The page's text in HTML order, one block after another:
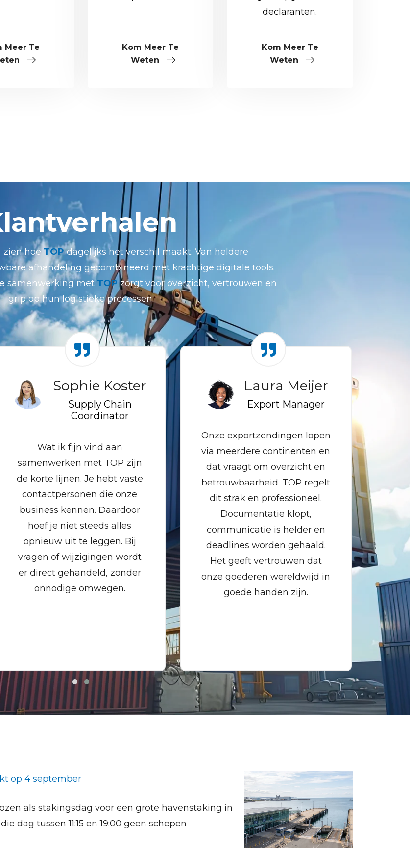
Meer Te
Kom Meer Te
Weten
declaranten.
Kom Meer Te
Weten
zien hoe TOPdagelijks het verschil maakt. Van heldere
afhandeling gecombineerd met krachtige digitale tools.
samenwerking metTOP zorgt voor overzicht, vertrouwen en
grip op hun logistieke processen.
Sophie Koster
Supply Chain
Coordinator
Wat ik fijn vind aan
samenwerken met TOP zijn
de korte lijnen. Je hebt vaste
contactpersonen die onze
business kennen. Daardoor
hoef je niet steeds alles
opnieuw uit te leggen. Bij
vragen of wijzigingen wordt
er direct gehandeld, zonder
onnodige omwegen.
Laura Meijer
Export Manager
Onze exportzendingen lopen
via meerdere continenten en
dat vraagt om overzicht en
betrouwbaarheid. TOP regelt
dit strak en professioneel.
Documentatie klopt,
communicatie is helder en
deadlines worden gehaald.
Het geeft vertrouwen dat
onze goederen wereldwijd in
goede handen zijn.
op 4 september
als stakingsdag voor een grote havenstaking in
dag tussen 11:15 en 19:00 geen schepen